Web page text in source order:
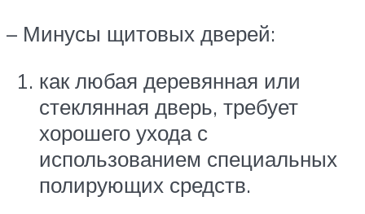
– Минусы щитовых дверей:
как любая деревянная или
стеклянная дверь, требует
хорошего ухода с
использованием специальных
полирующих средств.